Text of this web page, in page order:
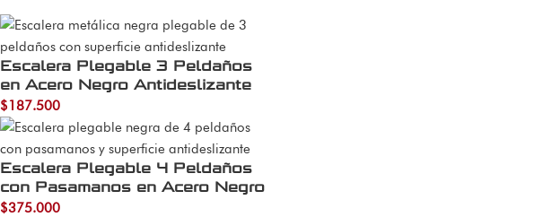
Escalera Plegable 3 Peldaños
en Acero Negro Antideslizante
$187.500
Escalera Plegable 4 Peldaños
con Pasamanos en Acero Negro
$375.000